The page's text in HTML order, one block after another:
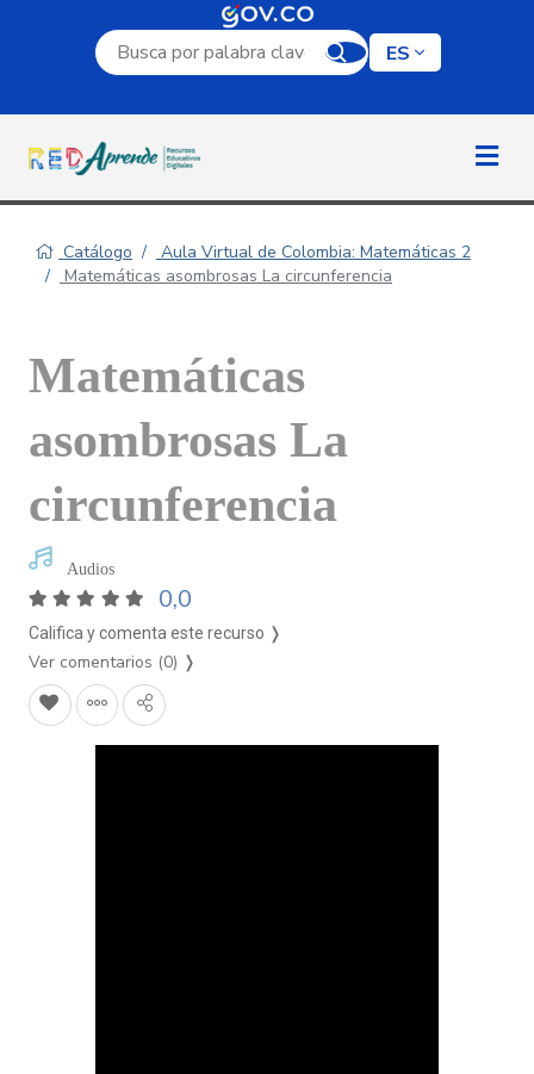
Campo de búsqueda por palabra clave
ES
Catálogo
Aula Virtual de Colombia: Matemáticas 2
Matemáticas asombrosas La circunferencia
Matemáticas
asombrosas La
circunferencia
Audios
0,0
Califica y comenta este recurso ❭
Ver comentarios (0) ❭